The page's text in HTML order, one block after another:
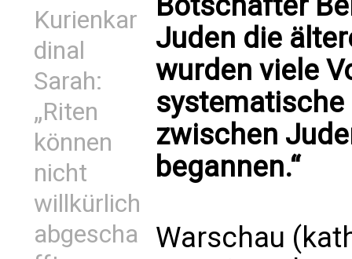
Kurienkar
dinal
Sarah:
„Riten
können
nicht
willkürlich
abgescha
Juden die
wurden viele
zwischen
begannen.“
Warschau